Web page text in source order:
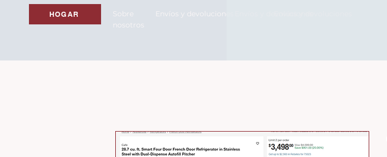
HOGAR
Sobre
nosotros
Envíos y devoluciones